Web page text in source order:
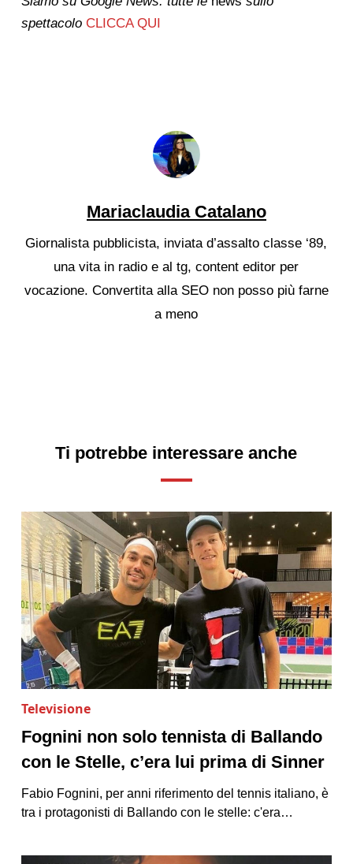
spettacolo CLICCA QUI
Mariaclaudia Catalano
Giornalista pubblicista, inviata d’assalto classe ‘89,
una vita in radio e al tg, content editor per
vocazione. Convertita alla SEO non posso più farne
a meno
Ti potrebbe interessare anche
Televisione
Fognini non solo tennista di Ballando
con le Stelle, c’era lui prima di Sinner
Fabio Fognini, per anni riferimento del tennis italiano, è
tra i protagonisti di Ballando con le stelle: c'era…